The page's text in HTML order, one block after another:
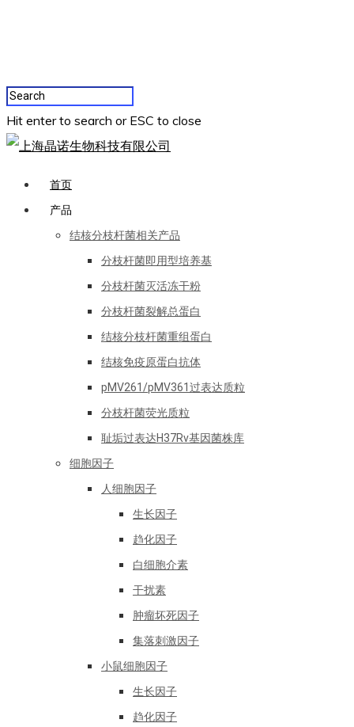
Hit enter to search or ESC to close
首页
产品
结核分枝杆菌相关产品
分枝杆菌即用型培养基
分枝杆菌灭活冻干粉
分枝杆菌裂解总蛋白
结核分枝杆菌重组蛋白
结核免疫原蛋白抗体
pMV261/pMV361过表达质粒
分枝杆菌荧光质粒
耻垢过表达H37Rv基因菌株库
细胞因子
人细胞因子
生长因子
趋化因子
白细胞介素
干扰素
肿瘤坏死因子
集落刺激因子
小鼠细胞因子
生长因子
趋化因子